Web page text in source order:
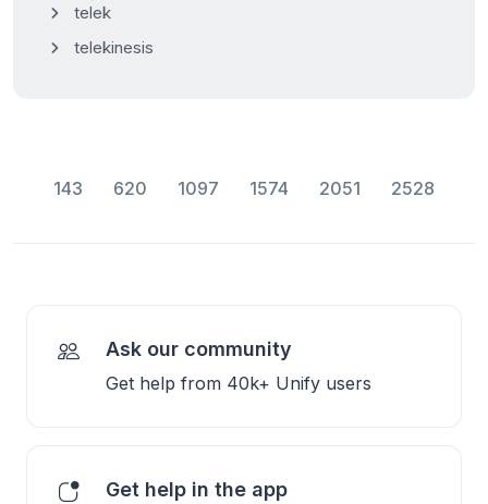
telek
telekinesis
143 620 1097 1574 2051 2528
Ask our community
Get help from 40k+ Unify users
Get help in the app